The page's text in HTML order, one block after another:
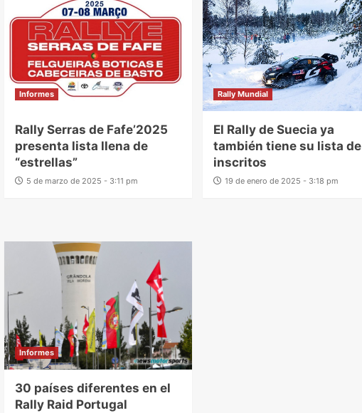
Informes
Rally Serras de Fafe’2025
presenta lista llena de
“estrellas”
5 de marzo de 2025 - 3:11 pm
Rally Mundial
El Rally de Suecia ya
también tiene su lista de
inscritos
19 de enero de 2025 - 3:18 pm
Informes
30 países diferentes en el
Rally Raid Portugal